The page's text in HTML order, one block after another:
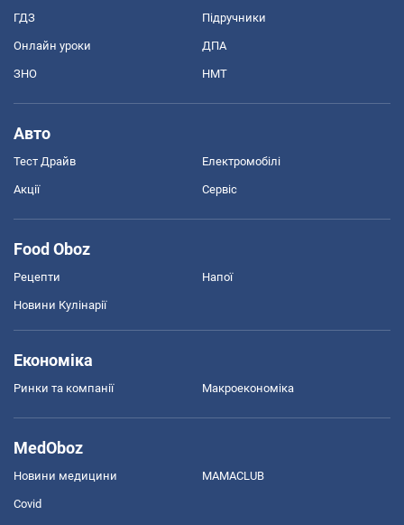
ГДЗ Підручники
Онлайн уроки ДПА
ЗНО НМТ
Авто
Тест Драйв Електромобілі
Акції Сервіс
Food Oboz
Рецепти Напої
Новини Кулінарії
Економіка
Ринки та компанії Макроекономіка
MedOboz
Новини медицини MAMACLUB
Covid